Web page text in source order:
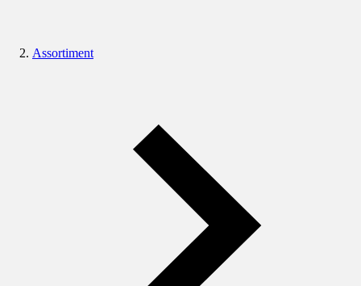
Assortiment